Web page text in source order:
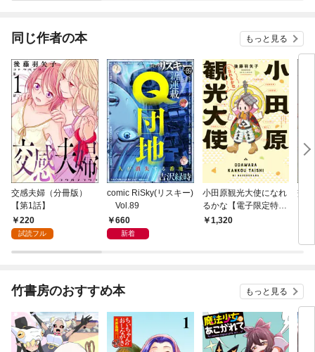
同じ作者の本 もっと見る
交感夫婦（分冊版）
【第1話】
220
試読フル
comic RiSky(リスキー)
Vol.89
660
新着
小田原観光大使になれ
るかな【電子限定特典
付き】
1,320
交
竹書房のおすすめ本 もっと見る